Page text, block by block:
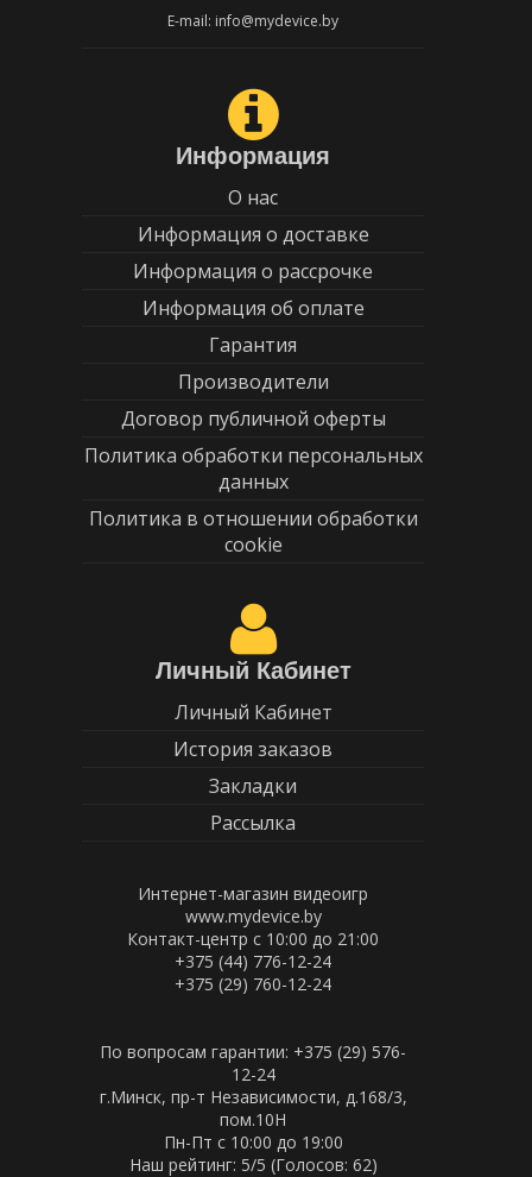
E-mail: info@mydevice.by
Информация
О нас
Информация о доставке
Информация о рассрочке
Информация об оплате
Гарантия
Производители
Договор публичной оферты
Политика обработки персональных
данных
Политика в отношении обработки
cookie
Личный Кабинет
Личный Кабинет
История заказов
Закладки
Рассылка
Интернет-магазин видеоигр
www.mydevice.by
Контакт-центр с 10:00 до 21:00
+375 (44) 776-12-24
+375 (29) 760-12-24
По вопросам гарантии: +375 (29) 576-
12-24
г.Минск, пр-т Независимости, д.168/3,
пом.10Н
Пн-Пт c 10:00 до 19:00
Наш рейтинг: 5/5 (Голосов: 62)